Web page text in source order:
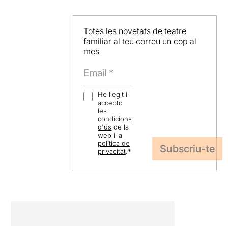
Totes les novetats de teatre
familiar al teu correu un cop al
mes
He llegit i
accepto
les
condicions
d'ús de la
web i la
política de
privacitat.*